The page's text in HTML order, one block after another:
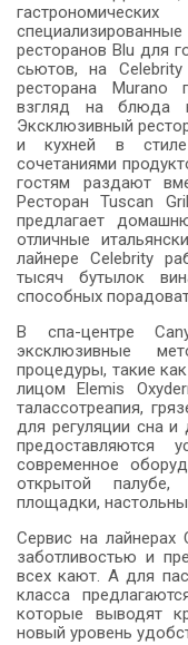
ресторанов Blu для
сьютов, на
ресторана Murano
взгляд на блюда
Эксклюзивный
и кухней в
сочетаниями
гостям раздают
Ресторан Tuscan
предлагает
отличные
лайнере Celebrity
тысяч бутылок
способных
В спа-центре
эксклюзивные
процедуры, такие
лицом Elemis
талассотреапия,
для регуляции сна и
предоставляются
современное
открытой палубе,
площадки,
Сервис на лайнерах
заботливостью и
всех кают. А для
класса
которые выводят
новый уровень